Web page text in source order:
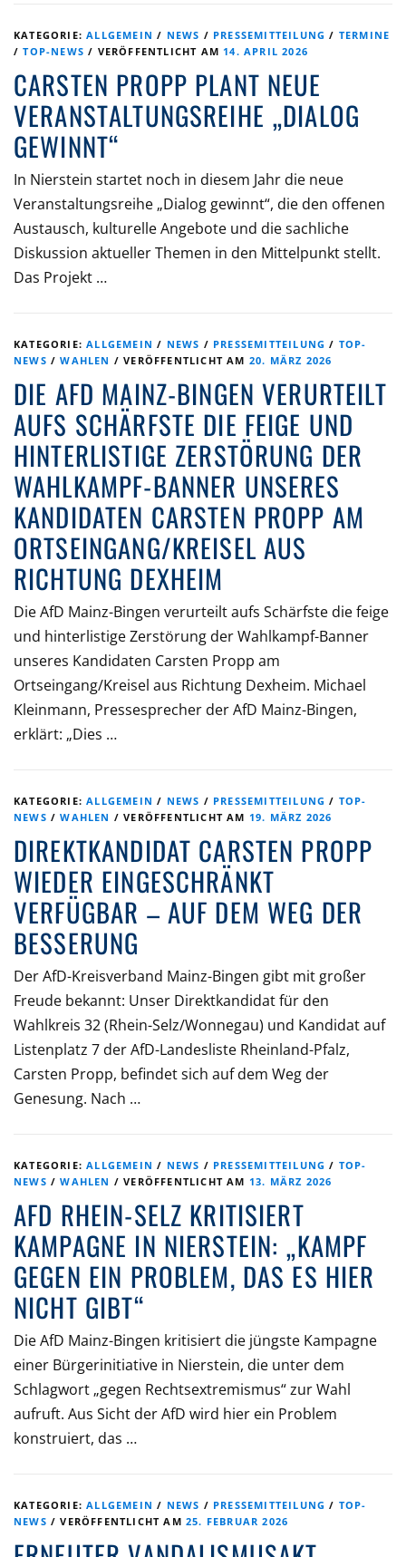
KATEGORIE:ALLGEMEIN / NEWS / PRESSEMITTEILUNG / TERMINE
/TOP-NEWS / VERÖFFENTLICHT AM 14. APRIL 2026
CARSTEN PROPP PLANT NEUE
VERANSTALTUNGSREIHE „DIALOG
GEWINNT“
In Nierstein startet noch in diesem Jahr die neue
Veranstaltungsreihe „Dialog gewinnt“, die den offenen
Austausch, kulturelle Angebote und die sachliche
Diskussion aktueller Themen in den Mittelpunkt stellt.
Das Projekt …
KATEGORIE:ALLGEMEIN / NEWS / PRESSEMITTEILUNG / TOP-
NEWS /WAHLEN /VERÖFFENTLICHT AM 20. MÄRZ 2026
DIE AFD MAINZ-BINGEN VERURTEILT
AUFS SCHÄRFSTE DIE FEIGE UND
HINTERLISTIGE ZERSTÖRUNG DER
WAHLKAMPF-BANNER UNSERES
KANDIDATEN CARSTEN PROPP AM
ORTSEINGANG/KREISEL AUS
RICHTUNG DEXHEIM
Die AfD Mainz-Bingen verurteilt aufs Schärfste die feige
und hinterlistige Zerstörung der Wahlkampf-Banner
unseres Kandidaten Carsten Propp am
Ortseingang/Kreisel aus Richtung Dexheim. Michael
Kleinmann, Pressesprecher der AfD Mainz-Bingen,
erklärt: „Dies …
KATEGORIE:ALLGEMEIN / NEWS / PRESSEMITTEILUNG / TOP-
NEWS /WAHLEN /VERÖFFENTLICHT AM 19. MÄRZ 2026
DIREKTKANDIDAT CARSTEN PROPP
WIEDER EINGESCHRÄNKT
VERFÜGBAR – AUF DEM WEG DER
BESSERUNG
Der AfD-Kreisverband Mainz-Bingen gibt mit großer
Freude bekannt: Unser Direktkandidat für den
Wahlkreis 32 (Rhein-Selz/Wonnegau) und Kandidat auf
Listenplatz 7 der AfD-Landesliste Rheinland-Pfalz,
Carsten Propp, befindet sich auf dem Weg der
Genesung. Nach …
KATEGORIE:ALLGEMEIN / NEWS / PRESSEMITTEILUNG / TOP-
NEWS /WAHLEN /VERÖFFENTLICHT AM 13. MÄRZ 2026
AFD RHEIN-SELZ KRITISIERT
KAMPAGNE IN NIERSTEIN: „KAMPF
GEGEN EIN PROBLEM, DAS ES HIER
NICHT GIBT“
Die AfD Mainz-Bingen kritisiert die jüngste Kampagne
einer Bürgerinitiative in Nierstein, die unter dem
Schlagwort „gegen Rechtsextremismus“ zur Wahl
aufruft. Aus Sicht der AfD wird hier ein Problem
konstruiert, das …
KATEGORIE:ALLGEMEIN / NEWS / PRESSEMITTEILUNG / TOP-
NEWS /VERÖFFENTLICHT AM25. FEBRUAR 2026